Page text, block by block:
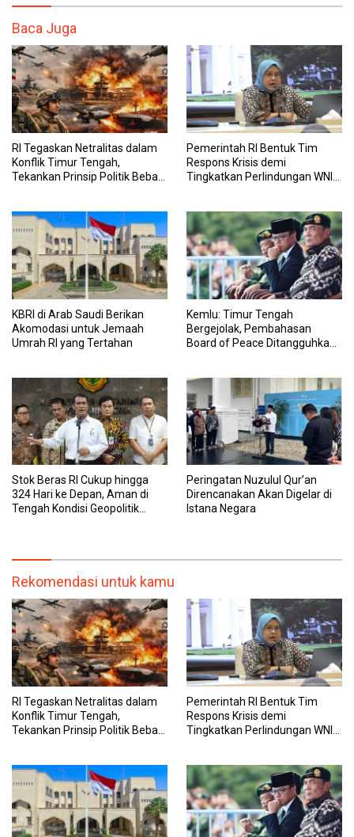
Baca Juga
RI Tegaskan Netralitas dalam
Konflik Timur Tengah,
Tekankan Prinsip Politik Bebas
Pemerintah RI Bentuk Tim
Respons Krisis demi
Tingkatkan Perlindungan WNI
KBRI di Arab Saudi Berikan
Akomodasi untuk Jemaah
Umrah RI yang Tertahan
Kemlu: Timur Tengah
Bergejolak, Pembahasan
Board of Peace Ditangguhkan
Stok Beras RI Cukup hingga
324 Hari ke Depan, Aman di
Tengah Kondisi Geopolitik
Peringatan Nuzulul Qur’an
Direncanakan Akan Digelar di
Istana Negara
Rekomendasi untuk kamu
RI Tegaskan Netralitas dalam
Konflik Timur Tengah,
Tekankan Prinsip Politik Bebas
Pemerintah RI Bentuk Tim
Respons Krisis demi
Tingkatkan Perlindungan WNI